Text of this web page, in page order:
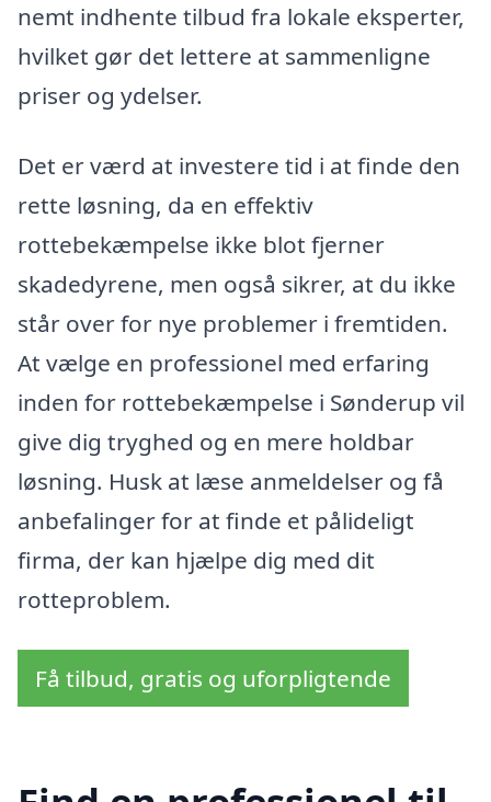
nemt indhente tilbud fra lokale eksperter,
hvilket gør det lettere at sammenligne
priser og ydelser.
Det er værd at investere tid i at finde den
rette løsning, da en effektiv
rottebekæmpelse ikke blot fjerner
skadedyrene, men også sikrer, at du ikke
står over for nye problemer i fremtiden.
At vælge en professionel med erfaring
inden for rottebekæmpelse i Sønderup vil
give dig tryghed og en mere holdbar
løsning. Husk at læse anmeldelser og få
anbefalinger for at finde et pålideligt
firma, der kan hjælpe dig med dit
rotteproblem.
Få tilbud, gratis og uforpligtende